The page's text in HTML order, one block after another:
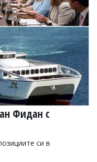
Фидан с
си в